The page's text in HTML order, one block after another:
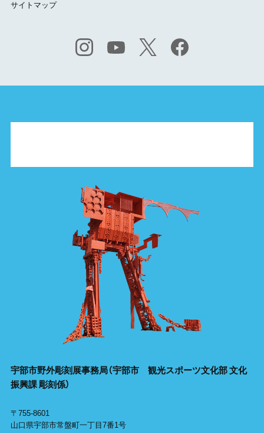
サイトマップ
宇部市野外彫刻展事務局（宇部市 観光スポーツ文化部 文化
振興課 彫刻係）
〒755-8601
山口県宇部市常盤町一丁目7番1号